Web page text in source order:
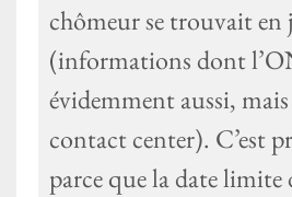
chômeur se trouvait
(informations dont
évidemment aussi,
contact center). C’est
parce que la date limite